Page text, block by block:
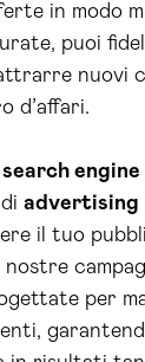
in modo
puoi
nuovi
d’affari.
search
advertising
il tuo
nostre
per